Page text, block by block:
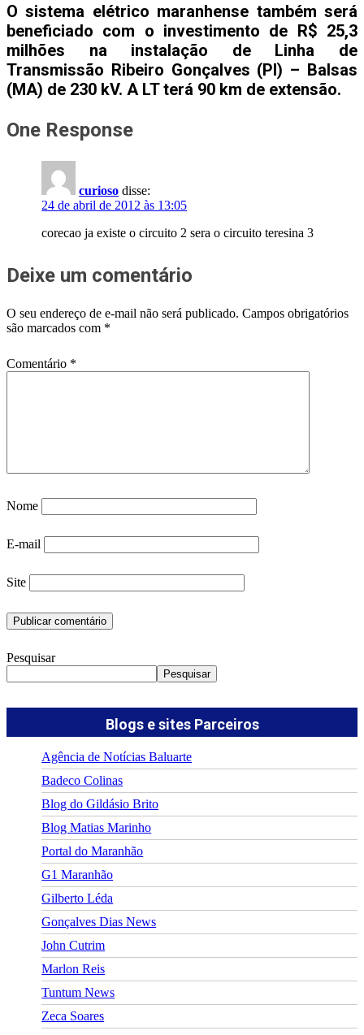
O sistema elétrico maranhense também será
beneficiado com o investimento de R$ 25,3
milhões na instalação de Linha de
Transmissão Ribeiro Gonçalves (PI) – Balsas
(MA) de 230 kV. A LT terá 90 km de extensão.
One Response
curioso disse:
24 de abril de 2012 às 13:05
corecao ja existe o circuito 2 sera o circuito teresina 3
Deixe um comentário
O seu endereço de e-mail não será publicado. Campos obrigatórios
são marcados com *
Comentário *
Nome
E-mail
Site
Pesquisar
Pesquisar
Blogs e sites Parceiros
Agência de Notícias Baluarte
Badeco Colinas
Blog do Gildásio Brito
Blog Matias Marinho
Portal do Maranhão
G1 Maranhão
Gilberto Léda
Gonçalves Dias News
John Cutrim
Marlon Reis
Tuntum News
Zeca Soares